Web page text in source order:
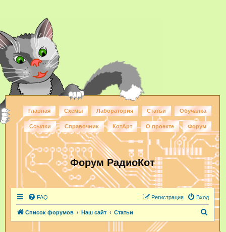
Главная Схемы Лаборатория Статьи Обучалка
Ссылки Справочник КотАрт О проекте Форум
Форум РадиоКот
FAQ Вход
Регистрация
Список форумов Наш сайт Статьи